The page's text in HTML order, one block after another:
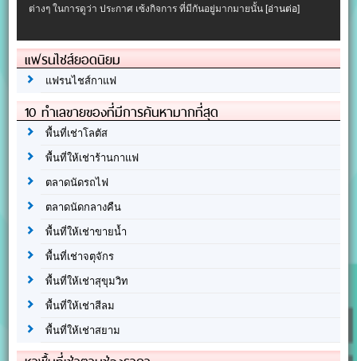
ต่างๆ ในการดูว่า ประกาศ เซ้งกิจการ ที่มีกันอยู่มากมายนั้น[อ่านต่อ]
แฟรนไชส์ยอดนิยม
แฟรนไชส์กาแฟ
10 ทำเลขายของที่มีการค้นหามากที่สุด
พื้นที่เช่าโลตัส
พื้นที่ให้เช่าร้านกาแฟ
ตลาดนัดรถไฟ
ตลาดนัดกลางคืน
พื้นที่ให้เช่าขายน้ำ
พื้นที่เช่าจตุจักร
พื้นที่ให้เช่าสุขุมวิท
พื้นที่ให้เช่าสีลม
พื้นที่ให้เช่าสยาม